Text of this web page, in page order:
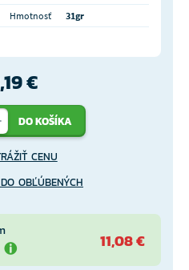
Hmotnosť
31gr
€
DO KOŠÍKA
CENU
OBĽÚBENÝCH
11,08 €